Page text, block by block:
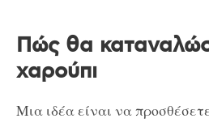
Πώς θα
χαρούπι
Μια ιδέα είναι να